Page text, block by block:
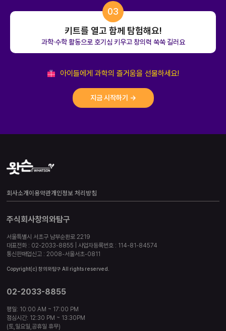
03
키트를 열고 함께 탐험해요!
과학·수학 활동으로 호기심 키우고 창의력 쑥쑥 길러요
아이들에게 과학의 즐거움을 선물하세요!
지금 시작하기 →
회사소개이용약관개인정보 처리방침
주식회사창의와탐구
서울특별시 서초구 남부순환로 2219
대표전화 : 02-2033-8855 | 사업자등록번호 : 114-81-84574
통신판매업신고 : 2008-서울서초-0811
Copyright(c) 창의와탐구 All rights reserved.
02-2033-8855
평일: 10:00 AM ~ 17:00 PM
점심시간: 12:30 PM ~ 13:30PM
(토,일요일,공휴일 휴무)